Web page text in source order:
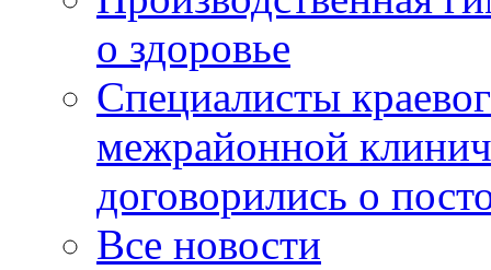
о здоровье
Специалисты
межрайонной
договорились о
Все новости